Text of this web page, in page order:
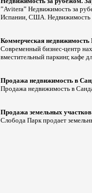
”Avitera” Недвижимость за
Испании, США. Недвижимость
Коммерческая
Современный бизнес-центр
вместительный паркинг, кафе
Продажа недвижимость в
Продажа недвижимость в
Продажа земельных участков
Слобода Парк продает